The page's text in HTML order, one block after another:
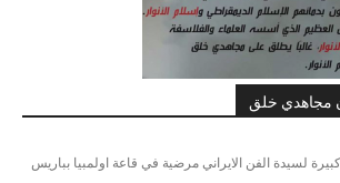
مجاهدي خلق
لسيدة الفن الايراني مرضية في قاعة اولمبيا بباريس